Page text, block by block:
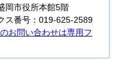
市役所本館5階
番号：019-625-2589
お問い合わせは専用フ